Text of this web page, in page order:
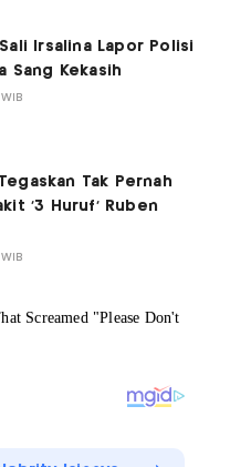
Irsalina Lapor Polisi
Sang Kekasih
Tak Pernah
'3 Huruf' Ruben